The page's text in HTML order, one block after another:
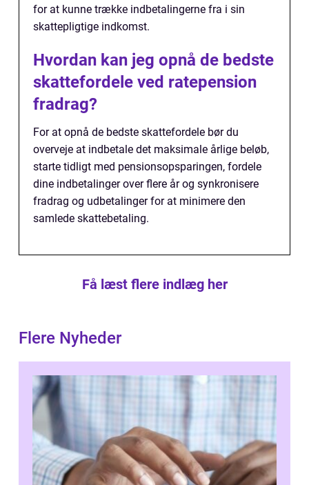
for at kunne trække indbetalingerne fra i sin
skattepligtige indkomst.
Hvordan kan jeg opnå de bedste
skattefordele ved ratepension
fradrag?
For at opnå de bedste skattefordele bør du
overveje at indbetale det maksimale årlige beløb,
starte tidligt med pensionsopsparingen, fordele
dine indbetalinger over flere år og synkronisere
fradrag og udbetalinger for at minimere den
samlede skattebetaling.
Få læst flere indlæg her
Flere Nyheder